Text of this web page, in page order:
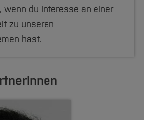
wenn du Interesse an einer
zu unseren
hast.